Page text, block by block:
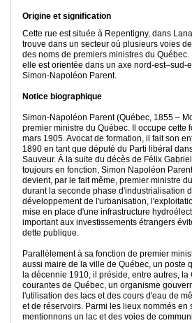
Origine et signification
Cette rue est située à Repentigny, dans
trouve dans un secteur où plusieurs voies
des noms de premiers ministres du
elle est orientée dans un axe nord-est–sud-
Simon-Napoléon Parent.
Notice biographique
Simon-Napoléon Parent (Québec, 1855 –
premier ministre du Québec. Il occupe cette
mars 1905. Avocat de formation, il fait son
1890 en tant que député du Parti libéral
Sauveur. À la suite du décès de Félix
toujours en fonction, Simon Napoléon
devient, par le fait même, premier ministre
durant la seconde phase d'industrialisation
développement de l'urbanisation,
mise en place d'une infrastructure
important aux investissements étrangers
dette publique.
Parallèlement à sa fonction de premier
aussi maire de la ville de Québec, un poste
la décennie 1910, il préside, entre autres,
courantes de Québec, un organisme
l'utilisation des lacs et des cours d'eau de
et de réservoirs. Parmi les lieux nommés
mentionnons un lac et des voies de